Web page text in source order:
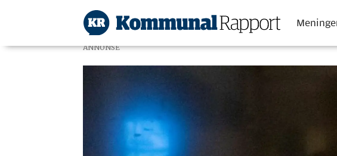
ANNONSE